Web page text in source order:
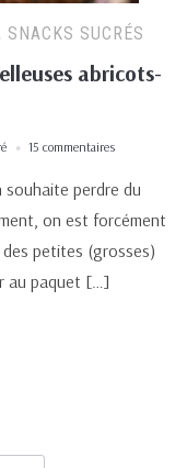
SNACKS SUCRÉS
abricots-
15 commentaires
souhaite perdre du
on est forcément
petites (grosses)
au paquet […]